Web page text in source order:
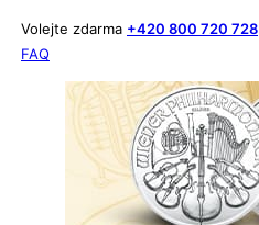
Volejte zdarma +420 800 720 728
FAQ